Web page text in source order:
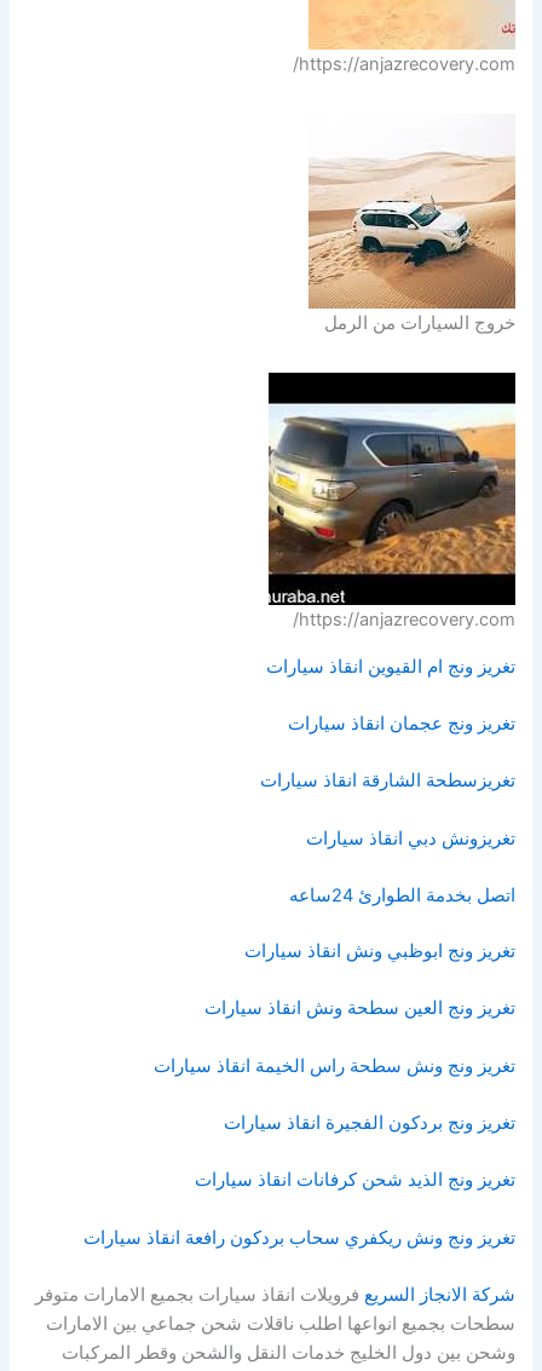
https://anjazrecovery.com/
خروج السيارات من الرمل
https://anjazrecovery.com/
تغريز ونج ام القيوين انقاذ سيارات
تغريز ونج عجمان انقاذ سيارات
تغريزسطحة الشارقة انقاذ سيارات
تغريزونش دبي انقاذ سيارات
اتصل بخدمة الطوارئ 24ساعه
تغريز ونج ابوظبي ونش انقاذ سيارات
تغريز ونج العين سطحة ونش انقاذ سيارات
تغريز ونج ونش سطحة راس الخيمة انقاذ سيارات
تغريز ونج بردكون الفجيرة انقاذ سيارات
تغريز ونج الذيد شحن كرفانات انقاذ سيارات
تغريز ونج ونش ريكفري سحاب بردكون رافعة انقاذ سيارات
شركة الانجاز السريع فرويلات انقاذ سيارات بجميع الامارات متوفر
سطحات بجميع انواعها اطلب ناقلات شحن جماعي بين الامارات
وشحن بين دول الخليج خدمات النقل والشحن وقطر المركبات